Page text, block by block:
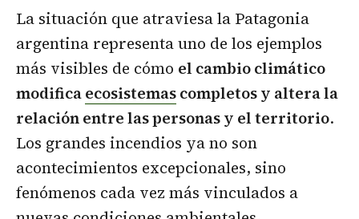
La situación que atraviesa la Patagonia
argentina representa uno de los ejemplos
más visibles de cómo el cambio climático
modificaecosistemascompletos y altera la
relación entre las personas y el territorio.
Los grandes incendios ya no son
acontecimientos excepcionales, sino
fenómenos cada vez más vinculados a